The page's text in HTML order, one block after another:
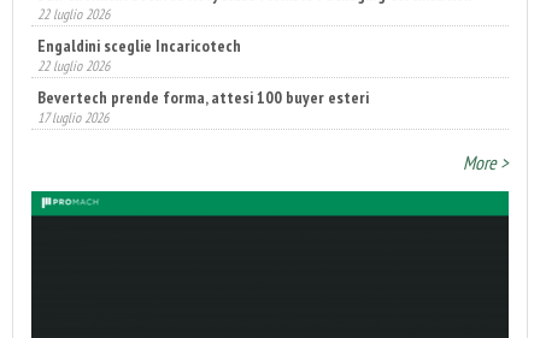
22 luglio 2026
Engaldini sceglie Incaricotech
22 luglio 2026
Bevertech prende forma, attesi 100 buyer esteri
17 luglio 2026
More >